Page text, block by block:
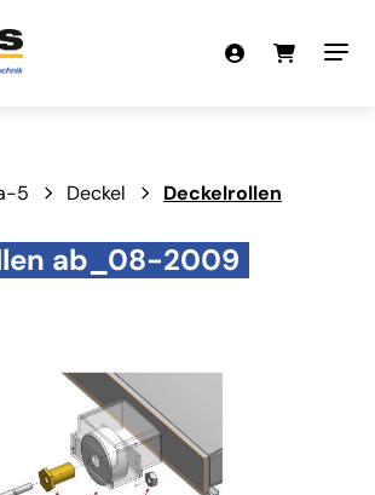
5 Deckel Deckelrollen
ab_08-2009